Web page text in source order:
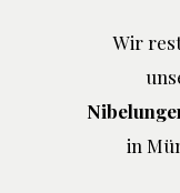
Wir
in